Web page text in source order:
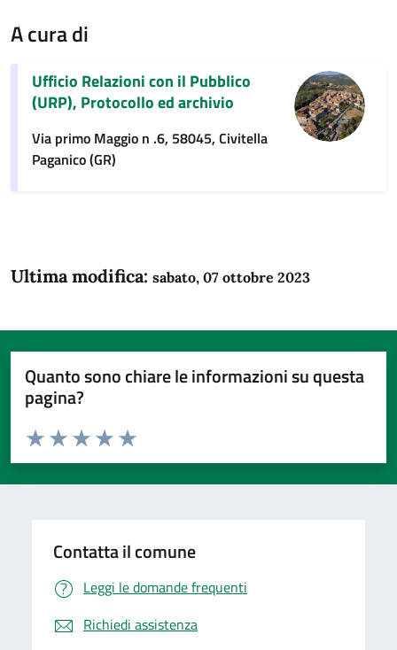
A cura di
Ufficio Relazioni con il Pubblico
(URP), Protocollo ed archivio
Via primo Maggio n .6, 58045, Civitella
Paganico (GR)
Ultima modifica: sabato, 07 ottobre 2023
Quanto sono chiare le informazioni su questa
pagina?
Domanda
Valuta da 1 a 5 stelle la pagina
Valuta 5 stelle su 5
Valuta 4 stelle su 5
Valuta 3 stelle su 5
Valuta 2 stelle su 5
Valuta 1 stelle su 5
Contatta il comune
Leggi le domande frequenti
Richiedi assistenza